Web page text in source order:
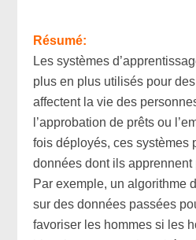
Résumé:
Les systèmes
plus en plus utilisés pour
affectent la vie des
l’approbation de prêts ou
fois déployés, ces systèmes
données dont ils apprennent
Par exemple, un algorithme
sur des données passées
favoriser les hommes si les